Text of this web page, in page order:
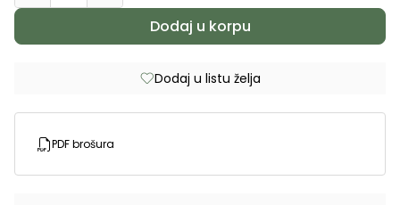
Dodaj u korpu
Dodaj u listu želja
PDF brošura